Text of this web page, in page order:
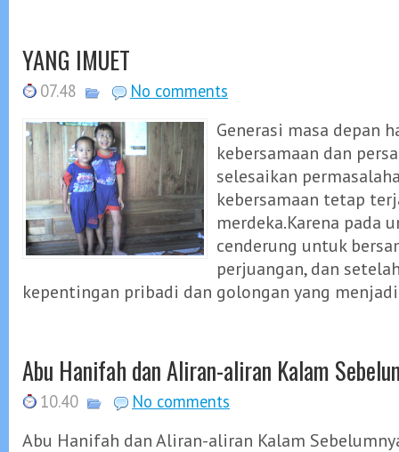
YANG IMUET
07.48 No comments
Generasi masa depan
kebersamaan dan
selesaikan
kebersamaan tetap
merdeka.Karena pada
cenderung untuk
perjuangan, dan
kepentingan pribadi dan golongan yang
Abu Hanifah dan Aliran-aliran Kalam
10.40 No comments
Abu Hanifah dan Aliran-aliran Kalam